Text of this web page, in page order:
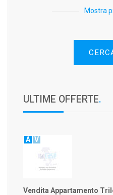
Mostra
ULTIME OFFERTE.
A V
Vendita Appartamento